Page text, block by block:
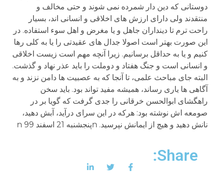
دوستانی که دین دار شمرده نمی شوند و حتی مخالف و
منتقدند ولی دارای ارزش های اخلاقی و انسانی اند، بسیار
راحت ترم تا دینداران جاهل و یا مغرض و اهل سوء استفاده. در
این صورت بهتر است اصولا جدال های عقیدتی را یا به کلی رها
کنیم و یا به حداقل برسانیم. زیرا آنچه مهم است زیست اخلاقی
و انسانی است و جنگ هفتاد و دوملت را باید عذر نهاد و گذشت.
البته جای مباحث علمی، تا آنجا که به عصبیت ها دامن نزند و به
آگاهی ها یاری رساند، همیشه مفید تواند بود. باید سخن
راهگشای ابوالحسن خرقانی را جدی گرفت که گویا بر در
صومعه اش نوشته بود: هرکه در این سرای درآید، آبش دهید،
نانش دهید و هیچ از ایمانش نپرسید. nپنجشنبه 21 اسفند 99 n
Share: